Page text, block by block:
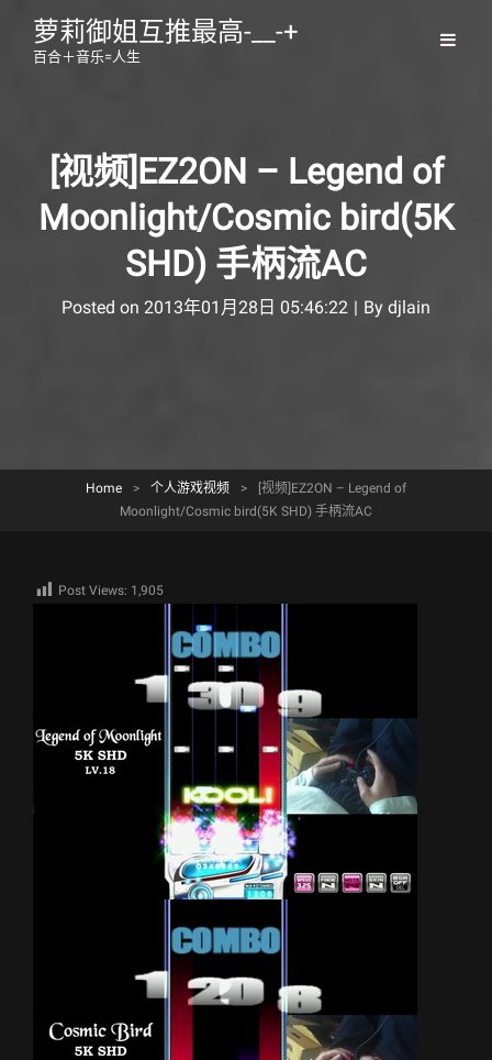
萝莉御姐互推最高-__-+
百合＋音乐=人生
[视频]EZ2ON – Legend of
Moonlight/Cosmic bird(5K
SHD) 手柄流AC
Posted on 2013年01月28日 05:46:22 | By Byline
djlain
Home > 个人游戏视频 >
[视频]EZ2ON – Legend of
Moonlight/Cosmic bird(5K SHD) 手柄流AC
Post Views: 1,905